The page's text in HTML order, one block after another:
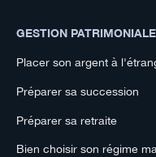
GESTION PATRIMONIALE
Placer son argent à
Préparer sa succession
Préparer sa retraite
Bien choisir son régime